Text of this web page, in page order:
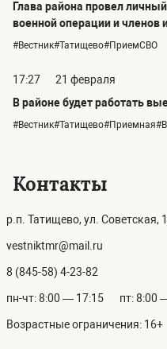
Глава района провел
военной операции и членов
#Вестник#Татищево#ПриемСВО
17:27
21 февраля
В районе будет работать
Контакты
р.п. Татищево, ул. Советская,
vestniktmr@mail.ru
8 (845-58) 4-23-82
пн-чт: 8:00 — 17:15 пт: 8:00
Возрастные ограничения: 16+